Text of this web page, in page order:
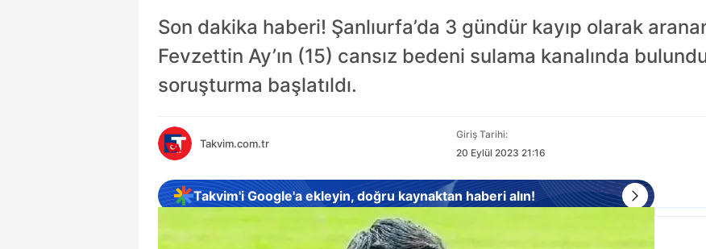
Son dakika haberi! Şanlıurfa’da 3 gündür kayıp olarak
Fevzettin Ay’ın (15) cansız bedeni sulama kanalında
soruşturma başlatıldı.
Takvim.com.tr
Giriş Tarihi:
20 Eylül 2023 21:16
Takvim'i Google'a ekleyin, doğru kaynaktan haberi alın!